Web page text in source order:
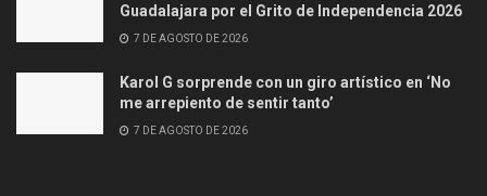
Guadalajara por el Grito de Independencia 2026
7 DE AGOSTO DE 2026
Karol G sorprende con un giro artístico en ‘No
me arrepiento de sentir tanto’
7 DE AGOSTO DE 2026